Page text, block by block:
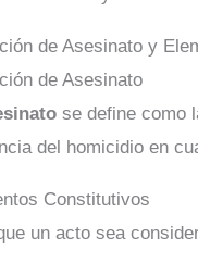
de Asesinato y
de Asesinato
se define como
del homicidio en
Constitutivos
un acto sea